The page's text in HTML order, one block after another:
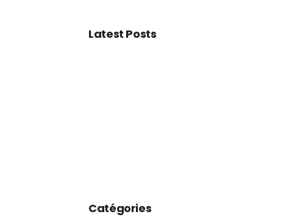
Latest Posts
Catégories